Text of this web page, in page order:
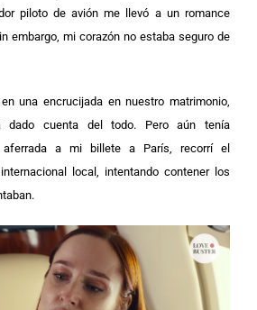
piloto de avión me llevó a un romance
embargo, mi corazón no estaba seguro de
una encrucijada en nuestro matrimonio,
dado cuenta del todo. Pero aún tenía
aferrada a mi billete a París, recorrí el
local, intentando contener los